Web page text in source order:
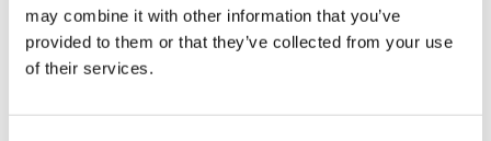
may combine it with other information that you’ve
provided to them or that they’ve collected from your use
of their services.
gaan, is hij gerechtigd gemotiveerd een
bestelling of aanvraag te weigeren of aan de
verbinden.